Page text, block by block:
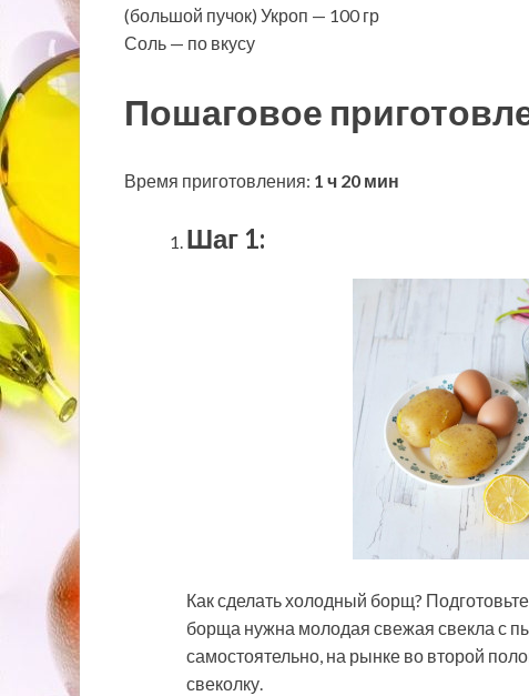
(большой пучок) Укроп — 100 гр
Соль — по вкусу
Пошаговое
Время приготовления: 1 ч 20 мин
Шаг 1:
Как сделать холодный борщ?
борща нужна молодая свежая свекла с
самостоятельно, на рынке во второй
свеколку.